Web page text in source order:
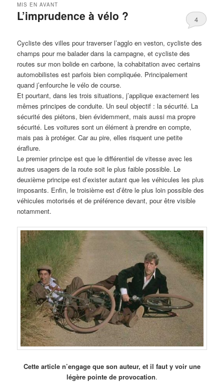
L’imprudence à vélo ?
MIS EN AVANT
4
Cycliste des villes pour traverser l’agglo en veston, cycliste des
champs pour me balader dans la campagne, et cycliste des
routes sur mon bolide en carbone, la cohabitation avec certains
automobilistes est parfois bien compliquée. Principalement
quand j’enfourche le vélo de course.
Et pourtant, dans les trois situations, j’applique exactement les
mêmes principes de conduite. Un seul objectif : la sécurité. La
sécurité des piétons, bien évidemment, mais aussi ma propre
sécurité. Les voitures sont un élément à prendre en compte,
mais pas à protéger. Car au pire, elles risquent une petite
éraflure.
Le premier principe est que le différentiel de vitesse avec les
autres usagers de la route soit le plus faible possible. Le
deuxième principe est d’exister autant que les véhicules les plus
imposants. Enfin, le troisième est d’être le plus loin possible des
véhicules motorisés et de préférence devant, pour être visible
notamment.
Cette article n’engage que son auteur, et il faut y voir une
légère pointe de provocation.